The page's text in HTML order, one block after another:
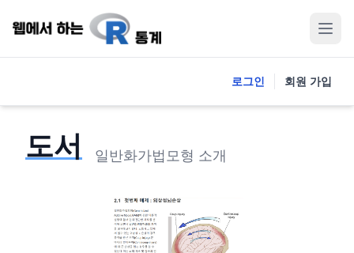
로그인 회원 가입
도서 일반화가법모형 소개